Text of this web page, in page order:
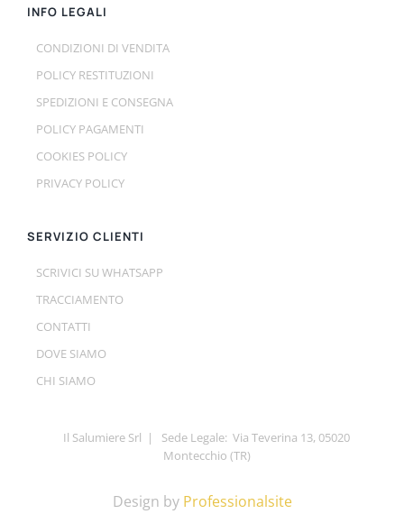
INFO LEGALI
CONDIZIONI DI VENDITA
POLICY RESTITUZIONI
SPEDIZIONI E CONSEGNA
POLICY PAGAMENTI
COOKIES POLICY
PRIVACY POLICY
SERVIZIO CLIENTI
SCRIVICI SU WHATSAPP
TRACCIAMENTO
CONTATTI
DOVE SIAMO
CHI SIAMO
Il Salumiere Srl | Sede Legale: Via Teverina 13, 05020
Montecchio (TR)
Design by Professionalsite